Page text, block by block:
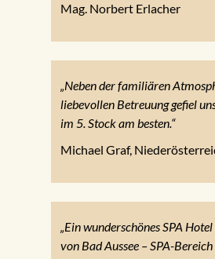
Mag. Norbert Erlacher
„Neben der familiären
liebevollen Betreuung gefiel
im 5. Stock am besten.“
Michael Graf,
„Ein wunderschönes SPA
von Bad Aussee – SPA-